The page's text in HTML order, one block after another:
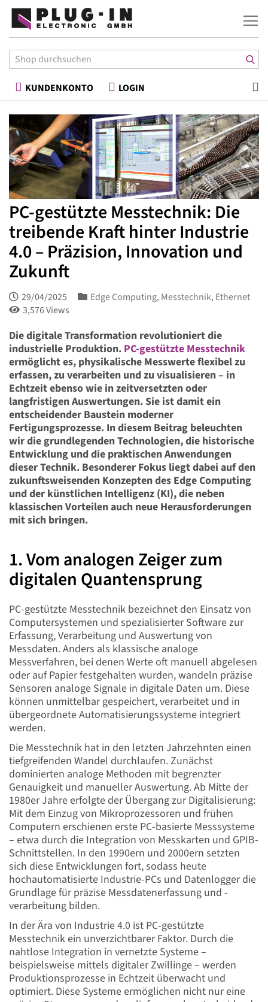
KUNDENKONTO LOGIN
PC-gestützte Messtechnik: Die
treibende Kraft hinter Industrie
4.0 – Präzision, Innovation und
Zukunft
29/04/2025 Edge Computing, Messtechnik, Ethernet
3,576 Views
Die digitale Transformation revolutioniert die
industrielle Produktion. PC-gestützte Messtechnik
ermöglicht es, physikalische Messwerte flexibel zu
erfassen, zu verarbeiten und zu visualisieren – in
Echtzeit ebenso wie in zeitversetzten oder
langfristigen Auswertungen. Sie ist damit ein
entscheidender Baustein moderner
Fertigungsprozesse. In diesem Beitrag beleuchten
wir die grundlegenden Technologien, die historische
Entwicklung und die praktischen Anwendungen
dieser Technik. Besonderer Fokus liegt dabei auf den
zukunftsweisenden Konzepten des Edge Computing
und der künstlichen Intelligenz (KI), die neben
klassischen Vorteilen auch neue Herausforderungen
mit sich bringen.
1. Vom analogen Zeiger zum
digitalen Quantensprung
PC-gestützte Messtechnik bezeichnet den Einsatz von
Computersystemen und spezialisierter Software zur
Erfassung, Verarbeitung und Auswertung von
Messdaten. Anders als klassische analoge
Messverfahren, bei denen Werte oft manuell abgelesen
oder auf Papier festgehalten wurden, wandeln präzise
Sensoren analoge Signale in digitale Daten um. Diese
können unmittelbar gespeichert, verarbeitet und in
übergeordnete Automatisierungssysteme integriert
werden.
Die Messtechnik hat in den letzten Jahrzehnten einen
tiefgreifenden Wandel durchlaufen. Zunächst
dominierten analoge Methoden mit begrenzter
Genauigkeit und manueller Auswertung. Ab Mitte der
1980er Jahre erfolgte der Übergang zur Digitalisierung:
Mit dem Einzug von Mikroprozessoren und frühen
Computern erschienen erste PC-basierte Messsysteme
– etwa durch die Integration von Messkarten und GPIB-
Schnittstellen. In den 1990ern und 2000ern setzten
sich diese Entwicklungen fort, sodass heute
hochautomatisierte Industrie-PCs und Datenlogger die
Grundlage für präzise Messdatenerfassung und -
verarbeitung bilden.
In der Ära von Industrie 4.0 ist PC-gestützte
Messtechnik ein unverzichtbarer Faktor. Durch die
nahtlose Integration in vernetzte Systeme –
beispielsweise mittels digitaler Zwillinge – werden
Produktionsprozesse in Echtzeit überwacht und
optimiert. Diese Systeme ermöglichen nicht nur eine